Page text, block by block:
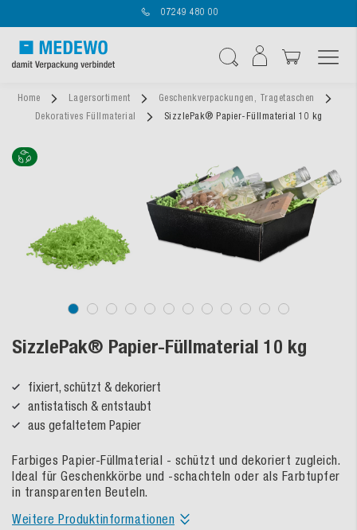
07249 480 00
Home Lagersortiment
Geschenkverpackungen, Tragetaschen
Dekoratives Füllmaterial
SizzlePak® Papier-Füllmaterial 10 kg
SizzlePak® Papier-Füllmaterial 10 kg
fixiert, schützt & dekoriert
antistatisch & entstaubt
aus gefaltetem Papier
Farbiges Papier-Füllmaterial - schützt und dekoriert zugleich.
Ideal für Geschenkkörbe und -schachteln oder als Farbtupfer
in transparenten Beuteln.
Weitere Produktinformationen